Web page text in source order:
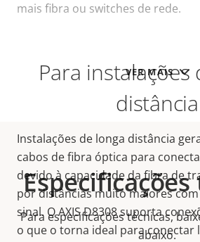
VER MAIS
mais fibra ou switches de rede.
Para instalações
distância
Instalações de longa distância
cabos de fibra óptica para
devido à capacidade da fibra de
por distâncias muito maiores
sinal. O AXIS D8308 suporta
o que o torna ideal para conectar
Para especificações técnicas,
abaixo.